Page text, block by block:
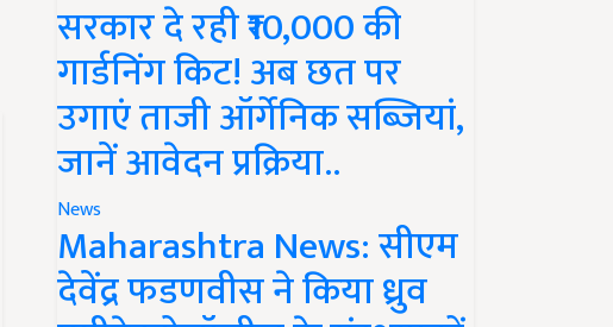
सरकार दे रही ₹10,000 की
गार्डनिंग किट! अब छत पर
उगाएं ताजी ऑर्गेनिक सब्जियां,
जानें आवेदन प्रक्रिया..
News
Maharashtra News: सीएम
देवेंद्र फडणवीस ने किया ध्रुव